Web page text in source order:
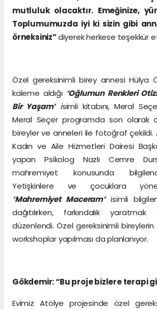
mutluluk olacaktır. Emeğinize,
Toplumumuzda iyi ki sizin gibi
örneksiniz”diyerek herkese teşekkür
Özel gereksinimli birey annesi Hülya
kaleme aldığı ‘Oğlumun Renkleri
Bir Yaşam’isimli kitabını, Meral
Meral Seçer programda son olarak
bireyler ve anneleri ile fotoğraf çekildi.
Kadın ve Aile Hizmetleri Dairesi
yapan Psikolog Nazlı Cemre
mahremiyet konusunda
Yetişkinlere ve çocuklara
‘Mahremiyet Maceram’isimli
dağıtılırken, farkındalık
düzenlendi. Özel gereksinimli bireylerin
workshoplar yapılması da planlanıyor.
Gökdemir: “Bu proje bizlere terapi
Evimiz Atölye projesinde özel